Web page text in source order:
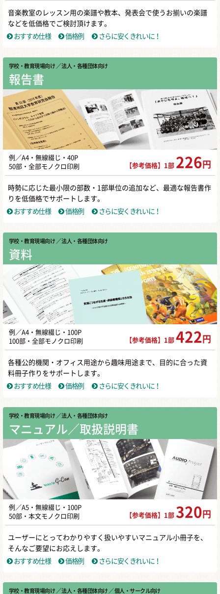
音楽教室のレッスン用の楽譜や教本、発表会で使うお揃いの楽譜
などを低価格でご検討頂けます。
おすすめ仕様
価格例 さらに安くきれいに！
学校・教育現場向け ／ 法人・各種団体向け
報告書
例／A4・無線綴じ・40P
50部・全部モノクロ印刷
【参考価格】1部 226 円
時勢に応じた最小限の部数・1部単位の追加など、最適な報告書作
りを低価格でサポートします。
おすすめ仕様
価格例 さらに安くきれいに！
学校・教育現場向け ／ 法人・各種団体向け
資料
例／A4・無線綴じ・100P
100部・全部モノクロ印刷
【参考価格】1部 422 円
各種公的機関・オフィス用途から趣味用途まで、目的に合った資
料冊子作りをサポートします。
おすすめ仕様
価格例 さらに安くきれいに！
学校・教育現場向け ／ 法人・各種団体向け
マニュアル／取扱説明書
例／A5・無線綴じ・100P
50部・本文モノクロ印刷
【参考価格】1部 320 円
ユーザーにとってわかりやすく扱いやすいマニュアル小冊子を、
そんなご要望にお応えします。
おすすめ仕様
価格例 さらに安くきれいに！
学校・教育現場向け ／ 法人・各種団体向け ／ 個人・サークル向け